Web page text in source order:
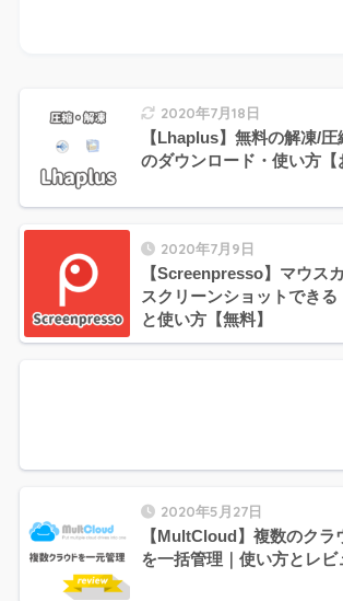
2020年7月18日
【Lhaplus】無料の解凍/
のダウンロード・使い方【
2020年7月9日
【Screenpresso】マウス
スクリーンショットでき
と使い方【無料】
2020年5月27日
【MultCloud】複数のクラ
を一括管理｜使い方とレビ